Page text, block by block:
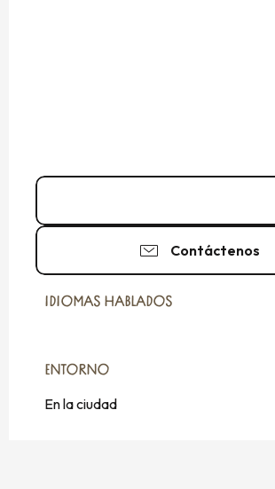
Contáctenos
IDIOMAS HABLADOS
IDIOMAS HABLADOS
ENTORNO
ENTORNO
En la ciudad